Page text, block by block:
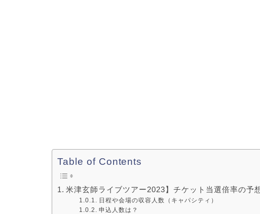
Table of Contents
米津玄師ライブツアー2023】チケット当選倍率の予
日程や会場の収容人数（キャパシティ）
申込人数は？